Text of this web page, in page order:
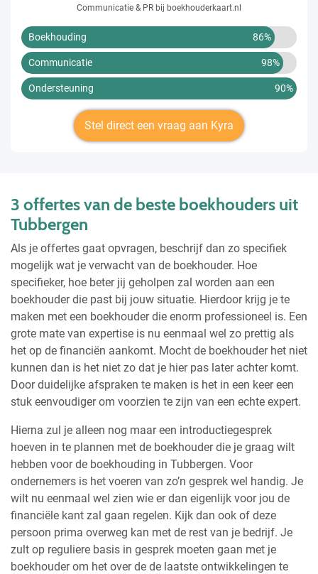
Communicatie & PR bij boekhouderkaart.nl
Boekhouding 86%
Communicatie 98%
Ondersteuning 90%
Stel direct een vraag aan Kyra
3 offertes van de beste boekhouders uit
Tubbergen
Als je offertes gaat opvragen, beschrijf dan zo specifiek
mogelijk wat je verwacht van de boekhouder. Hoe
specifieker, hoe beter jij geholpen zal worden aan een
boekhouder die past bij jouw situatie. Hierdoor krijg je te
maken met een boekhouder die enorm professioneel is. Een
grote mate van expertise is nu eenmaal wel zo prettig als
het op de financiën aankomt. Mocht de boekhouder het niet
kunnen dan is het niet zo dat je hier pas later achter komt.
Door duidelijke afspraken te maken is het in een keer een
stuk eenvoudiger om voorzien te zijn van een echte expert.
Hierna zul je alleen nog maar een introductiegesprek
hoeven in te plannen met de boekhouder die je graag wilt
hebben voor de boekhouding in Tubbergen. Voor
ondernemers is het voeren van zo’n gesprek wel handig. Je
wilt nu eenmaal wel zien wie er dan eigenlijk voor jou de
financiële kant zal gaan regelen. Kijk dan ook of deze
persoon prima overweg kan met de rest van je bedrijf. Je
zult op reguliere basis in gesprek moeten gaan met je
boekhouder om het over de de laatste ontwikkelingen te